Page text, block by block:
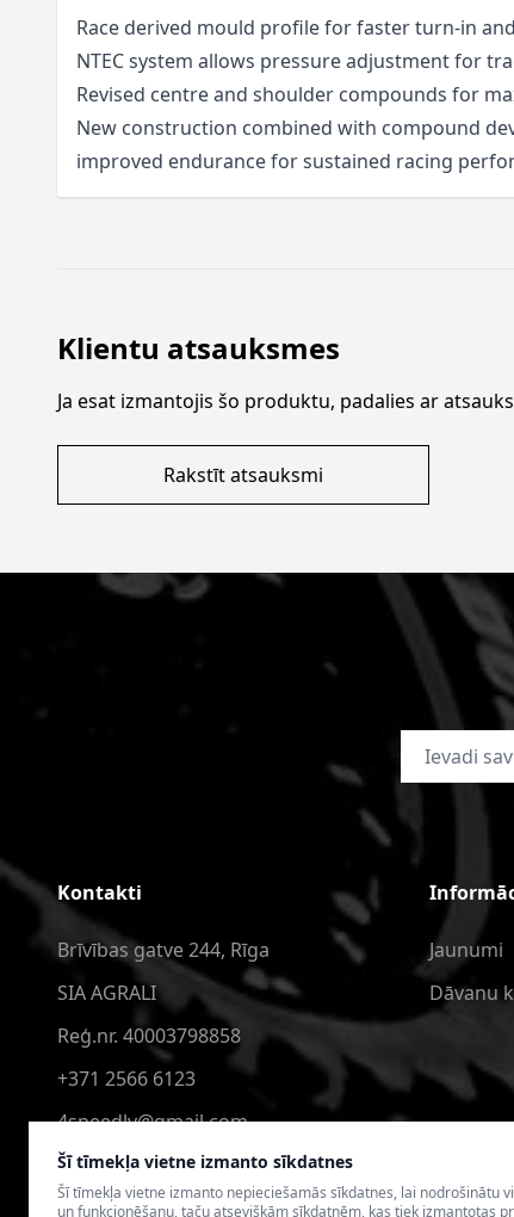
Šī tīmekļa vietne izmanto sīkdatnes
Šī tīmekļa vietne izmanto nepieciešamās sīkdatnes, lai nodrošinātu
un funkcionēšanu, taču atsevišķām sīkdatnēm, kas tiek izmantotas
Race derived mould profile for faster turn-in
NTEC system allows pressure adjustment for
Revised centre and shoulder compounds for
New construction combined with compound
improved endurance for sustained racing
Klientu atsauksmes
Ja esat izmantojis šo produktu, padalies ar
Rakstīt atsauksmi
E-pasta
Kontakti
Brīvības gatve 244, Rīga
SIA AGRALI
Reģ.nr. 40003798858
+371 2566 6123
4speedlv@gmail.com
Jaunumi
Dāvanu